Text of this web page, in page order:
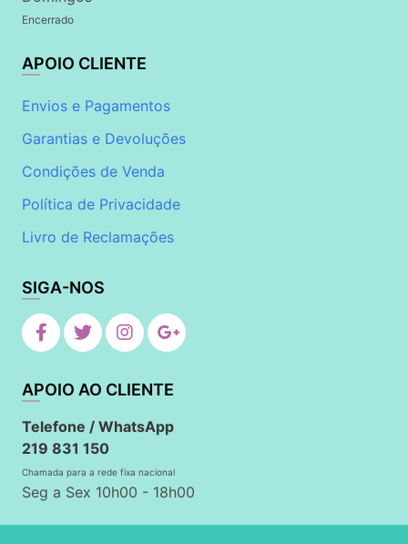
Encerrado
APOIO CLIENTE
Envios e Pagamentos
Garantias e Devoluções
Condições de Venda
Política de Privacidade
Livro de Reclamações
SIGA-NOS
APOIO AO CLIENTE
Telefone / WhatsApp
219 831 150
Chamada para a rede fixa nacional
Seg a Sex 10h00 - 18h00